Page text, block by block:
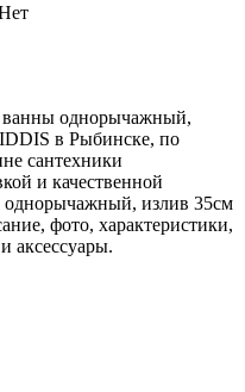
ванны однорычажный,
в Рыбинске, по
сантехники
и качественной
однорычажный, излив 35см
фото, характеристики,
аксессуары.